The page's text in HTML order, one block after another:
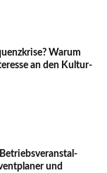
Warum
an den Kultur­
und